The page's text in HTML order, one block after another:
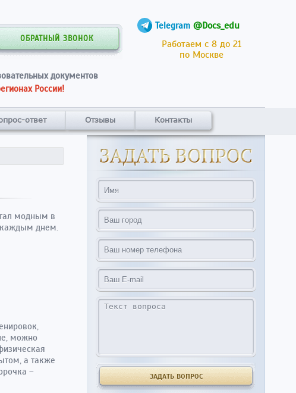
Telegram @Docs_edu
Работаем с 8 до 21
по Москве
ОБРАТНЫЙ ЗВОНОК
документов
России!
ответ Отзывы Контакты
модным в
каждым днем.
можно
а также
–